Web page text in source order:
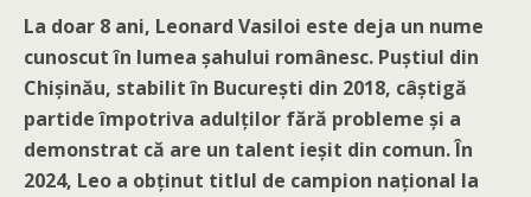
La doar 8 ani, Leonard Vasiloi este deja un nume
cunoscut în lumea șahului românesc. Puștiul din
Chișinău, stabilit în București din 2018, câștigă
partide împotriva adulților fără probleme și a
demonstrat că are un talent ieșit din comun. În
2024, Leo a obținut titlul de campion național la